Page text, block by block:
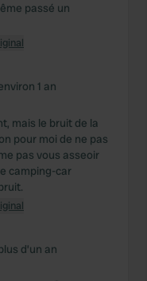
passé un
1 an
mais le bruit de la
pour moi de ne pas
pas vous asseoir
camping-car
d’un an